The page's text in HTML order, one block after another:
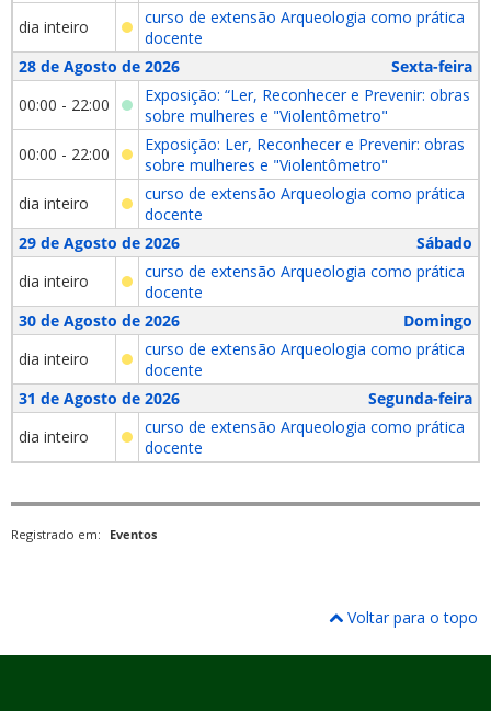
dia inteiro
curso de extensão Arqueologia como prática
docente
28 de Agosto de 2026
Sexta-feira
00:00 - 22:00
Exposição: “Ler, Reconhecer e Prevenir: obras
sobre mulheres e "Violentômetro"
00:00 - 22:00
Exposição: Ler, Reconhecer e Prevenir: obras
sobre mulheres e "Violentômetro"
dia inteiro
curso de extensão Arqueologia como prática
docente
29 de Agosto de 2026
Sábado
dia inteiro
curso de extensão Arqueologia como prática
docente
30 de Agosto de 2026
Domingo
dia inteiro
curso de extensão Arqueologia como prática
docente
31 de Agosto de 2026
Segunda-feira
dia inteiro
curso de extensão Arqueologia como prática
docente
Registrado em: Eventos
Voltar para o topo